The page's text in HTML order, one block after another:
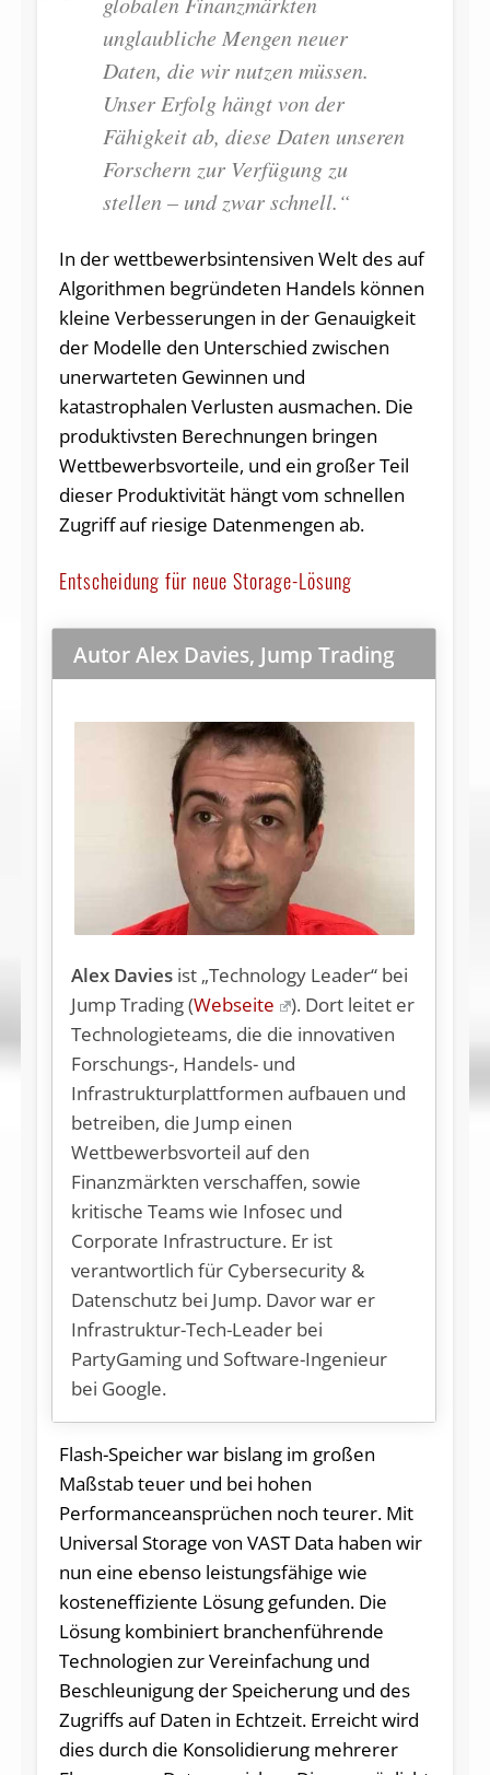
unglaubliche Mengen neuer
Daten, die wir nutzen müssen.
Unser Erfolg hängt von der
Fähigkeit ab, diese Daten unseren
Forschern zur Verfügung zu
stellen – und zwar schnell.“
In der wettbewerbsintensiven Welt des auf
Algorithmen begründeten Handels können
kleine Verbesserungen in der Genauigkeit
der Modelle den Unterschied zwischen
unerwarteten Gewinnen und
katastrophalen Verlusten ausmachen. Die
produktivsten Berechnungen bringen
Wettbewerbsvorteile, und ein großer Teil
dieser Produktivität hängt vom schnellen
Zugriff auf riesige Datenmengen ab.
Entscheidung für neue Storage-Lösung
Autor Alex Davies, Jump Trading
Alex Davies ist „Technology Leader“ bei
Jump Trading (Webseite
). Dort leitet er
Technologieteams, die die innovativen
Forschungs-, Handels- und
Infrastrukturplattformen aufbauen und
betreiben, die Jump einen
Wettbewerbsvorteil auf den
Finanzmärkten verschaffen, sowie
kritische Teams wie Infosec und
Corporate Infrastructure. Er ist
verantwortlich für Cybersecurity &
Datenschutz bei Jump. Davor war er
Infrastruktur-Tech-Leader bei
PartyGaming und Software-Ingenieur
bei Google.
Flash-Speicher war bislang im großen
Maßstab teuer und bei hohen
Performanceansprüchen noch teurer. Mit
Universal Storage von VAST Data haben wir
nun eine ebenso leistungsfähige wie
kosteneffiziente Lösung gefunden. Die
Lösung kombiniert branchenführende
Technologien zur Vereinfachung und
Beschleunigung der Speicherung und des
Zugriffs auf Daten in Echtzeit. Erreicht wird
dies durch die Konsolidierung mehrerer